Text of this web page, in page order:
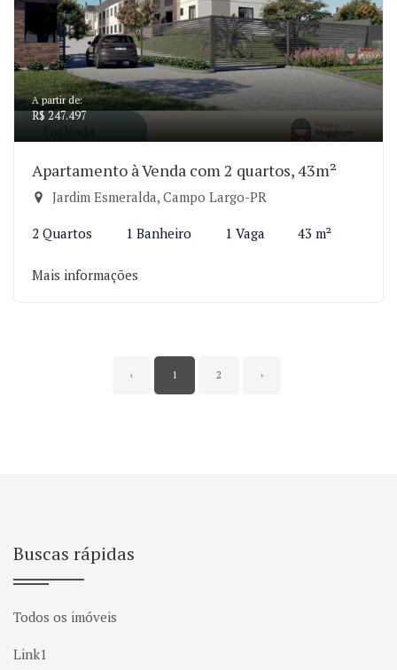
A partir de:
R$ 247.497
Apartamento à Venda com 2 quartos, 43m²
Jardim Esmeralda, Campo Largo-PR
2 Quartos 1 Banheiro 1 Vaga 43 m²
Mais informações
‹ 1 2 ›
Buscas rápidas
Todos os imóveis
Link1